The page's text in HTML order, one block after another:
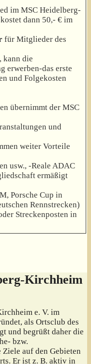
im MSC Heidelberg-
dann 50,- € im
für Mitglieder des
kann die
erwerben-das erste
und Folgekosten
übernimmt der MSC
und
weiter Vorteile
usw., -Reale ADAC
ermäßigt
Porsche Cup in
Rennstrecken)
Streckenposten in
Kirchheim
e. V. im
als Ortsclub des
und begrüßt daher die
bzw.
auf den Gebieten
Er ist z. B. aktiv in